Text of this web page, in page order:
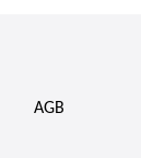
AGB